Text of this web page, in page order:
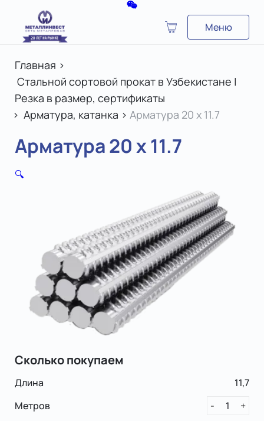
Меню
Главная >
Стальной сортовой прокат в Узбекистане |
Резка в размер, сертификаты
> Арматура, катанка > Арматура 20 x 11.7
Арматура 20 x 11.7
🔍
Сколько покупаем
Длина
11,7
Метров
- 1
+